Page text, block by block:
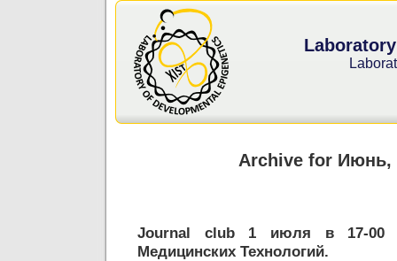
Archive for Июнь,
Journal club 1 июля в 17-00
Медицинских Технологий.